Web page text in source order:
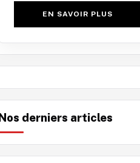
EN SAVOIR PLUS
Nos derniers articles